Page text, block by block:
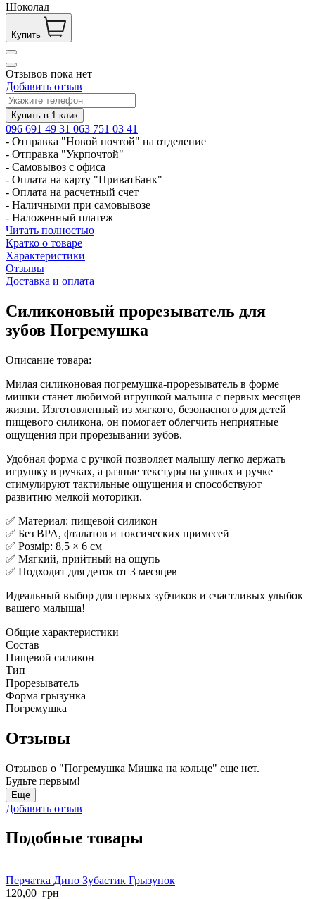
Шоколад
Купить
Отзывов пока нет
Добавить отзыв
096 691 49 31 063 751 03 41
- Отправка "Новой почтой" на отделение
- Отправка "Укрпочтой"
- Самовывоз с офиса
- Оплата на карту "ПриватБанк"
- Оплата на расчетный счет
- Наличными при самовывозе
- Наложенный платеж
Читать полностью
Кратко о товаре
Характеристики
Отзывы
Доставка и оплата
Силиконовый прорезыватель для
зубов Погремушка
Описание товара:
Милая силиконовая погремушка-прорезыватель в форме
мишки станет любимой игрушкой малыша с первых месяцев
жизни. Изготовленный из мягкого, безопасного для детей
пищевого силикона, он помогает облегчить неприятные
ощущения при прорезывании зубов.
Удобная форма с ручкой позволяет малышу легко держать
игрушку в ручках, а разные текстуры на ушках и ручке
стимулируют тактильные ощущения и способствуют
развитию мелкой моторики.
✅ Материал: пищевой силикон
✅ Без BPA, фталатов и токсических примесей
✅ Розмір: 8,5 × 6 см
✅ Мягкий, прийтный на ощупь
✅ Подходит для деток от 3 месяцев
Идеальный выбор для первых зубчиков и счастливых улыбок
вашего малыша!
Общие характеристики
Состав
Пищевой силикон
Тип
Прорезыватель
Форма грызунка
Погремушка
Отзывы
Отзывов о "Погремушка Мишка на кольце" еще нет.
Будьте первым!
Еще
Добавить отзыв
Подобные товары
Перчатка Дино Зубастик Грызунок
120,00 грн